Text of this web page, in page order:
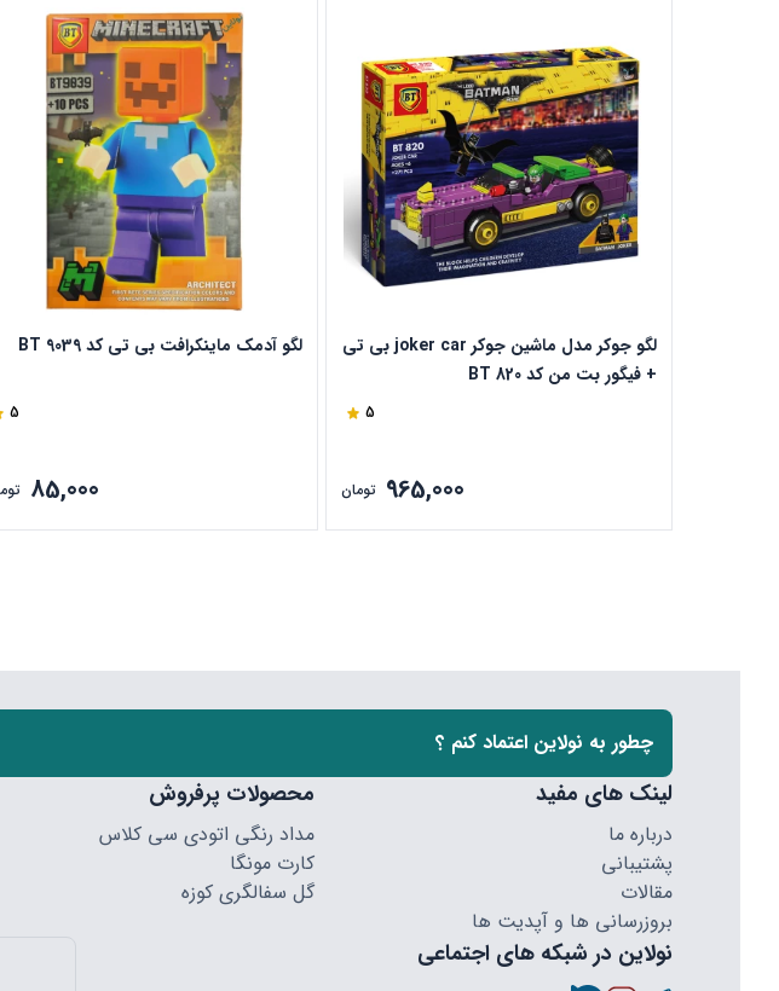
لگو جوکر مدل ماشین جوکر joker car بی تی
+ فیگور بت من کد BT 820
5
965,000 تومان
لگو آدمک ماینکرافت بی تی کد BT 9039
5
85,000
چطور به نولاین اعتماد کنم ؟
لینک های مفید
درباره ما
پشتیبانی
مقالات
بروزرسانی ها و آپدیت ها
محصولات پرفروش
مداد رنگی اتودی سی کلاس
کارت مونگا
گل سفالگری کوزه
نولاین در شبکه های اجتماعی